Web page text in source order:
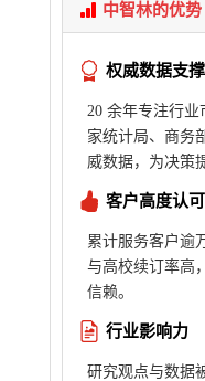
中智林的优势
权威数据支撑
20 余年专注行业
家统计局、商务
威数据，为决策
客户高度认可
累计服务客户逾
与高校续订率高
信赖。
行业影响力
研究观点与数据